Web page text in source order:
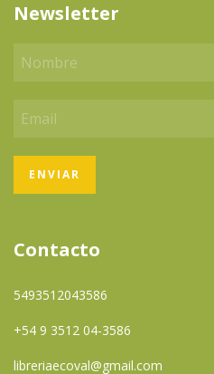
Newsletter
Contacto
5493512043586
+54 9 3512 04-3586
libreriaecoval@gmail.com